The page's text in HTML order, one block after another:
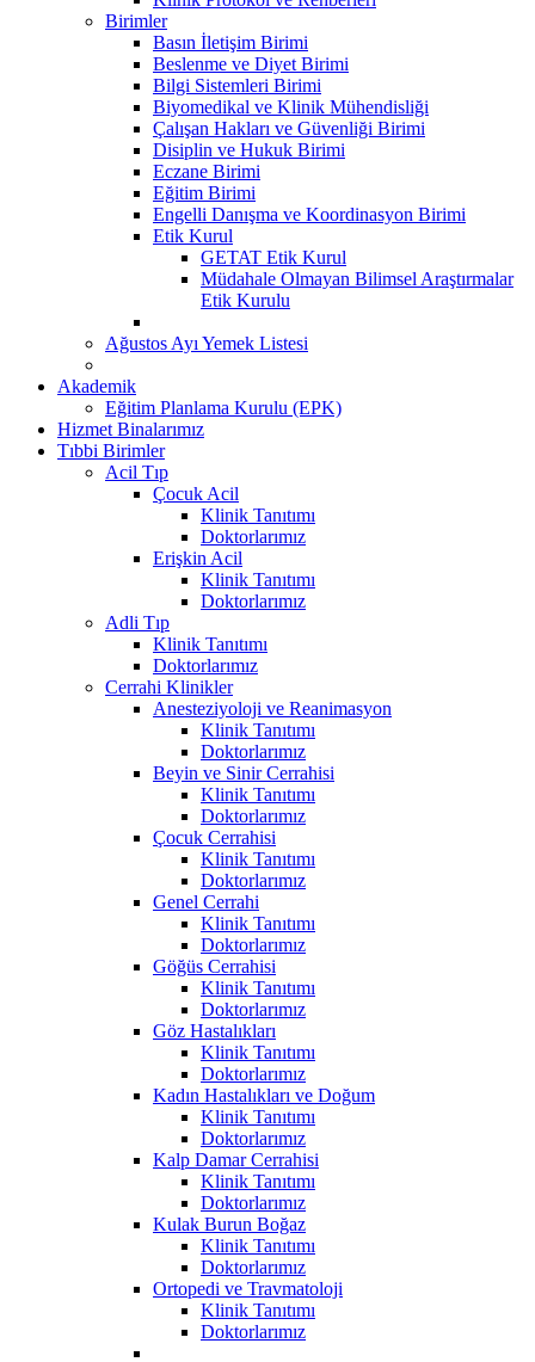
Birimler
Basın İletişim Birimi
Beslenme ve Diyet Birimi
Bilgi Sistemleri Birimi
Biyomedikal ve Klinik Mühendisliği
Çalışan Hakları ve Güvenliği Birimi
Disiplin ve Hukuk Birimi
Eczane Birimi
Eğitim Birimi
Engelli Danışma ve Koordinasyon Birimi
Etik Kurul
GETAT Etik Kurul
Müdahale Olmayan Bilimsel Araştırmalar
Etik Kurulu
Ağustos Ayı Yemek Listesi
Akademik
Eğitim Planlama Kurulu (EPK)
Hizmet Binalarımız
Tıbbi Birimler
Acil Tıp
Çocuk Acil
Klinik Tanıtımı
Doktorlarımız
Erişkin Acil
Klinik Tanıtımı
Doktorlarımız
Adli Tıp
Klinik Tanıtımı
Doktorlarımız
Cerrahi Klinikler
Anesteziyoloji ve Reanimasyon
Klinik Tanıtımı
Doktorlarımız
Beyin ve Sinir Cerrahisi
Klinik Tanıtımı
Doktorlarımız
Çocuk Cerrahisi
Klinik Tanıtımı
Doktorlarımız
Genel Cerrahi
Klinik Tanıtımı
Doktorlarımız
Göğüs Cerrahisi
Klinik Tanıtımı
Doktorlarımız
Göz Hastalıkları
Klinik Tanıtımı
Doktorlarımız
Kadın Hastalıkları ve Doğum
Klinik Tanıtımı
Doktorlarımız
Kalp Damar Cerrahisi
Klinik Tanıtımı
Doktorlarımız
Kulak Burun Boğaz
Klinik Tanıtımı
Doktorlarımız
Ortopedi ve Travmatoloji
Klinik Tanıtımı
Doktorlarımız